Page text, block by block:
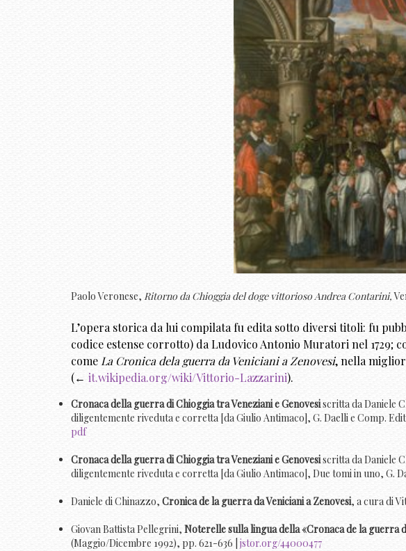
Paolo Veronese, Ritorno da Chioggia del doge vittorioso Andrea Contarini,
L’opera storica da lui compilata fu edita sotto diversi titoli: fu
codice estense corrotto) da Ludovico Antonio Muratori nel 1729;
comeLa Cronica dela guerra da Veniciani a Zenovesi, nella
(← it.wikipedia.org/wiki/Vittorio-Lazzarini).
Cronaca della guerra di Chioggia tra Veneziani e Genovesiscritta da Daniele
diligentemente riveduta e corretta [da Giulio Antimaco], G. Daelli e Comp.
pdf
Cronaca della guerra di Chioggia tra Veneziani e Genovesiscritta da Daniele
diligentemente riveduta e corretta [da Giulio Antimaco], Due tomi in uno, G.
Daniele di Chinazzo, Cronica de la guerra da Veniciani a Zenovesi, a cura di
Giovan Battista Pellegrini, Noterelle sulla lingua della «Cronaca de la guerra
(Maggio/Dicembre 1992), pp. 621-636 | jstor.org/44000477